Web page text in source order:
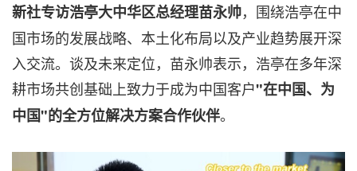
新社专访浩亭大中华区总经理苗永帅，围绕浩亭在中
国市场的发展战略、本土化布局以及产业趋势展开深
入交流。谈及未来定位，苗永帅表示，浩亭在多年深
耕市场共创基础上致力于成为中国客户"在中国、为
中国"的全方位解决方案合作伙伴。